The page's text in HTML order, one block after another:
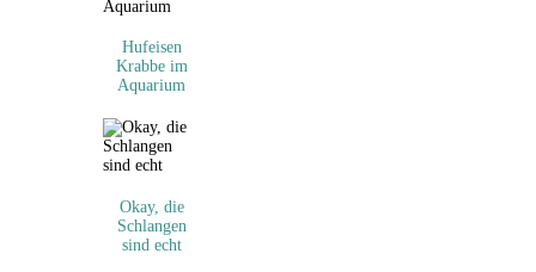
Hufeisen
Krabbe im
Aquarium
Okay, die
Schlangen
sind echt